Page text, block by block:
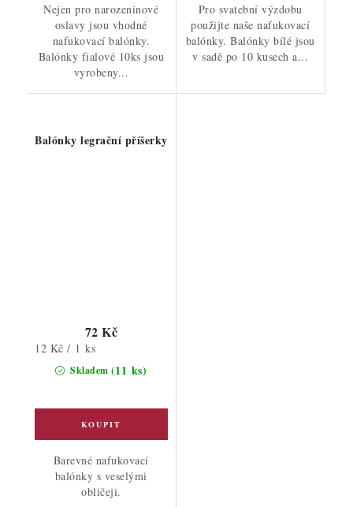
Nejen pro narozeninové
oslavy jsou vhodné
nafukovací balónky.
Balónky fialové 10ks jsou
vyrobeny...
Pro svatební výzdobu
použijte naše nafukovací
balónky. Balónky bílé jsou
v sadě po 10 kusech a...
Balónky legrační příšerky
Skladem (11 ks)
72 Kč
Měrná
cena:
12 Kč / 1 ks
Barevné nafukovací
balónky s veselými
obličeji.